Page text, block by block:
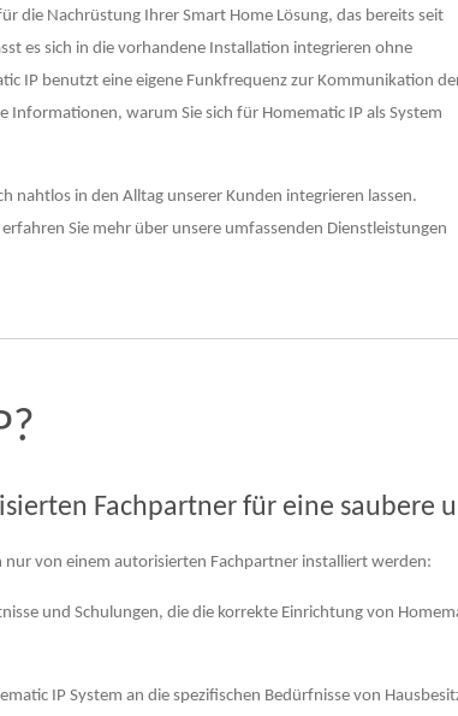
die Nachrüstung Ihrer Smart Home Lösung, das bereits seit
es sich in die vorhandene Installation integrieren ohne
IP benutzt eine eigene Funkfrequenz zur Kommunikation
Informationen, warum Sie sich für Homematic IP als System
nahtlos in den Alltag unserer Kunden integrieren lassen.
Sie mehr über unsere umfassenden Dienstleistungen
Fachpartner für eine saubere
nur von einem autorisierten Fachpartner installiert werden:
und Schulungen, die die korrekte Einrichtung von
IP System an die spezifischen Bedürfnisse von